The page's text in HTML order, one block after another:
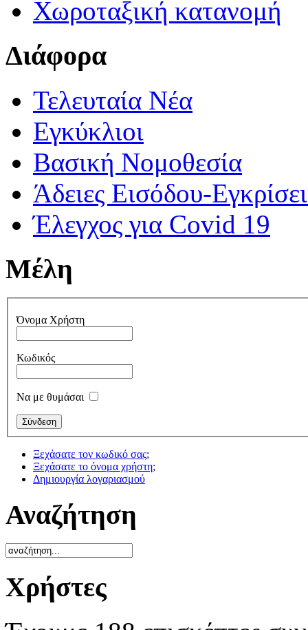
Χωροταξική κατανομή
Διάφορα
Τελευταία Νέα
Εγκύκλιοι
Βασική Νομοθεσία
Άδειες Εισόδου-
Έλεγχος για Covid 19
Μέλη
Όνομα Χρήστη
Κωδικός
Να με θυμάσαι
Ξεχάσατε τον κωδικό σας;
Ξεχάσατε το όνομα χρήστη;
Δημιουργία λογαριασμού
Αναζήτηση
Χρήστες